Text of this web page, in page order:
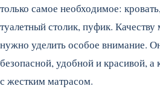
только самое необходимое:
туалетный столик, пуфик. Качеству
нужно уделить особое внимание.
безопасной, удобной и красивой, а
с жестким матрасом.